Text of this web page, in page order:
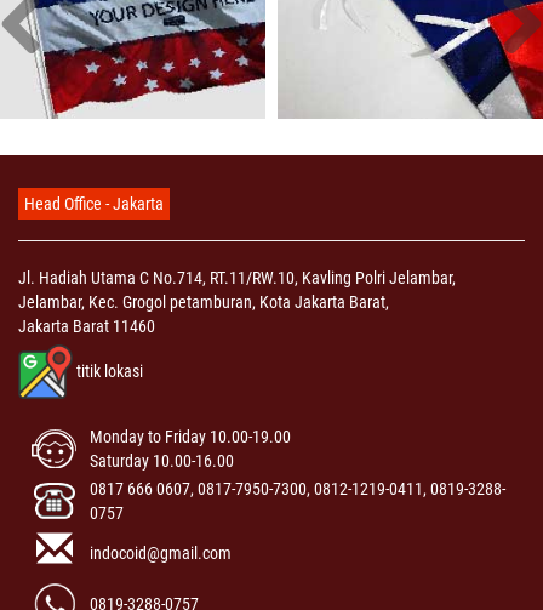
Head Office - Jakarta
Jl. Hadiah Utama C No.714, RT.11/RW.10, Kavling Polri Jelambar,
Jelambar, Kec. Grogol petamburan, Kota Jakarta Barat,
Jakarta Barat 11460
titik lokasi
Monday to Friday 10.00-19.00
Saturday 10.00-16.00
0817 666 0607, 0817-7950-7300, 0812-1219-0411, 0819-3288-
0757
indocoid@gmail.com
0819-3288-0757